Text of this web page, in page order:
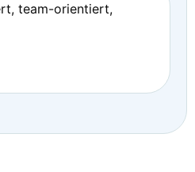
team-orientiert,